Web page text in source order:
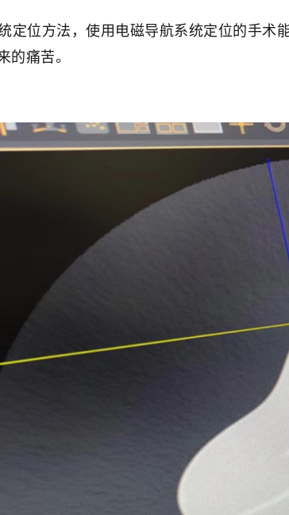
位方法，使用电磁导航系统定位的手术能
的痛苦。